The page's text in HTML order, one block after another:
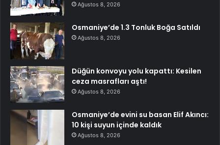
Ağustos 8, 2026
Osmaniye’de 1.3 Tonluk Boğa Satıldı
Ağustos 8, 2026
Düğün konvoyu yolu kapattı: Kesilen
ceza masrafları aştı!
Ağustos 8, 2026
Osmaniye’de evini su basan Elif Akıncı:
10 kişi suyun içinde kaldık
Ağustos 8, 2026